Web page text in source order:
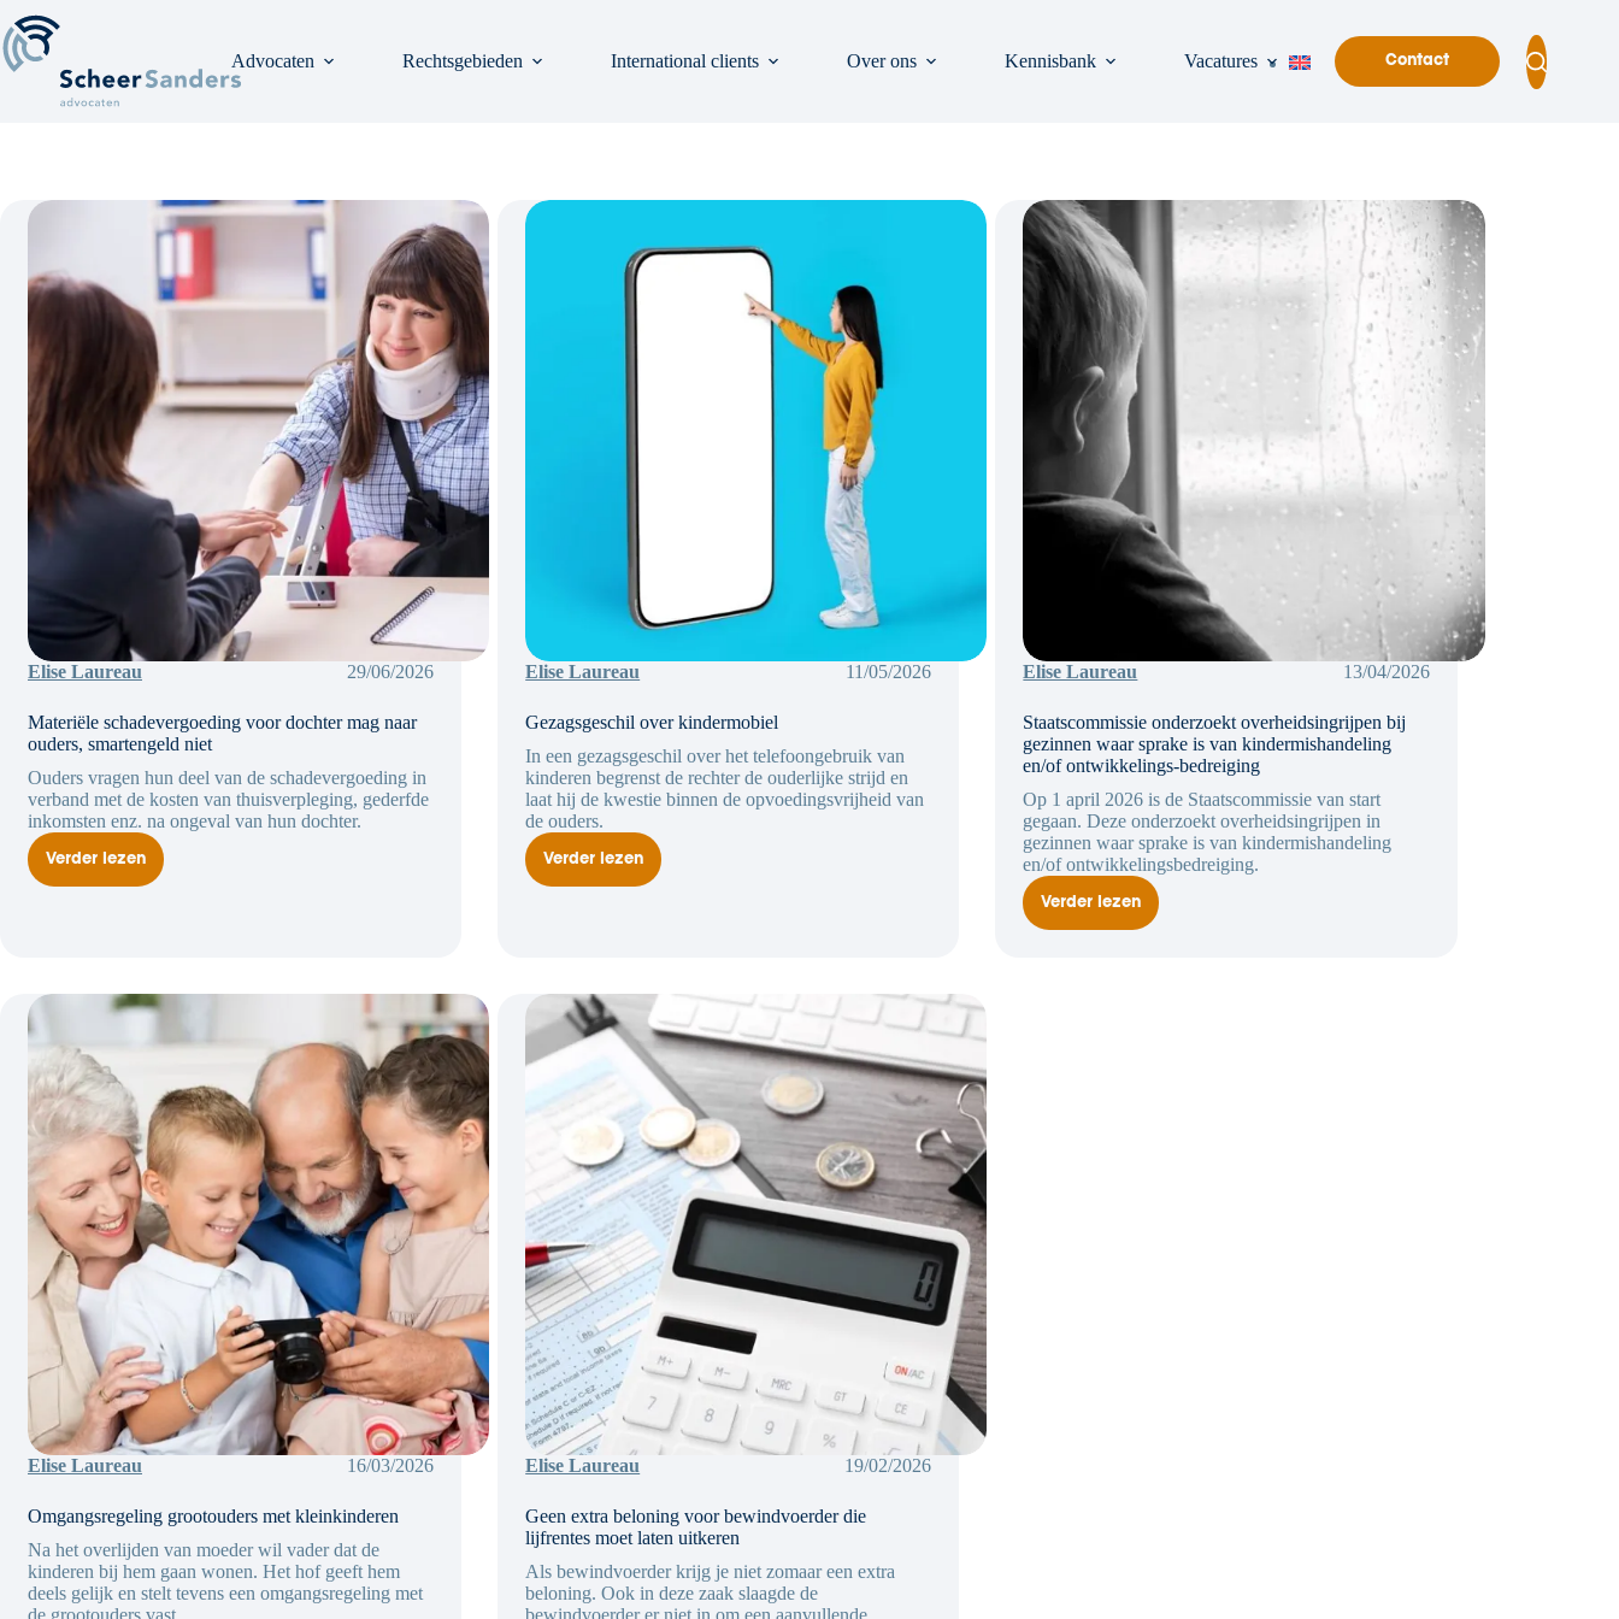
naar
de
inhoud
Advocaten Rechtsgebieden International clients Over ons Kennisbank Vacatures Contact
Elise Laureau 29/06/2026
Materiële schadevergoeding voor dochter mag naar
ouders, smartengeld niet
Ouders vragen hun deel van de schadevergoeding in
verband met de kosten van thuisverpleging, gederfde
inkomsten enz. na ongeval van hun dochter.
Verder lezen
Materiële
schadevergoeding
Elise Laureau 11/05/2026
Gezagsgeschil over kindermobiel
In een gezagsgeschil over het telefoongebruik van
kinderen begrenst de rechter de ouderlijke strijd en
laat hij de kwestie binnen de opvoedingsvrijheid van
de ouders.
Verder lezenGezagsgeschil
Elise Laureau 13/04/2026
Staatscommissie onderzoekt overheidsingrijpen bij
gezinnen waar sprake is van kindermishandeling
en/of ontwikkelings-bedreiging
Op 1 april 2026 is de Staatscommissie van start
gegaan. Deze onderzoekt overheidsingrijpen in
gezinnen waar sprake is van kindermishandeling
en/of ontwikkelingsbedreiging.
Verder lezenStaatscommissie
onderzoekt
Elise Laureau 16/03/2026
Omgangsregeling grootouders met kleinkinderen
Na het overlijden van moeder wil vader dat de
kinderen bij hem gaan wonen. Het hof geeft hem
deels gelijk en stelt tevens een omgangsregeling met
Elise Laureau 19/02/2026
Geen extra beloning voor bewindvoerder die
lijfrentes moet laten uitkeren
Als bewindvoerder krijg je niet zomaar een extra
beloning. Ook in deze zaak slaagde de